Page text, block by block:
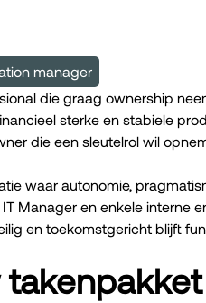
manager
die graag ownership
sterke en stabiele
die een sleutelrol wil
waar autonomie,
Manager en enkele interne
en toekomstgericht blijft